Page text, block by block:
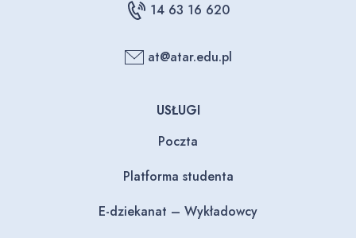
14 63 16 620
at@atar.edu.pl
USŁUGI
Poczta
Platforma studenta
E-dziekanat – Wykładowcy